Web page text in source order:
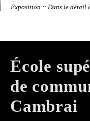
Exposition :: Dans le détail
École
de
Cambrai